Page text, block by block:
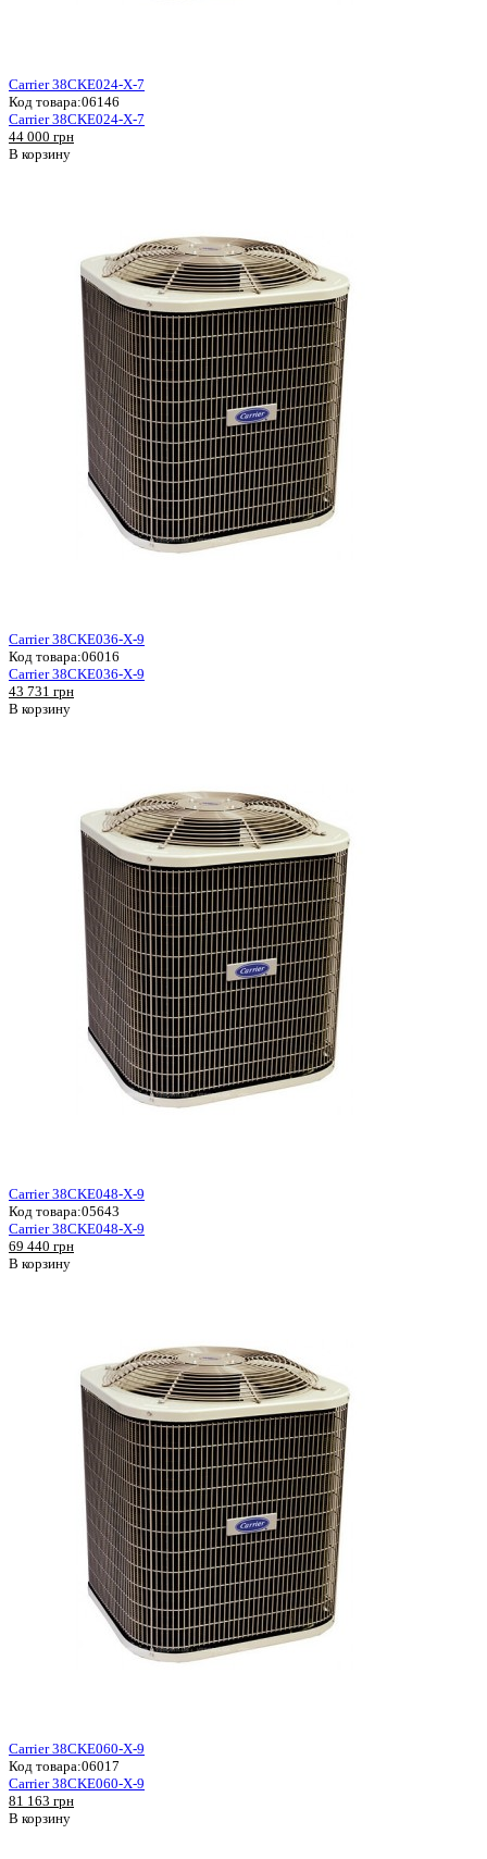
Carrier 38CKE024-X-7
Код товара:06146
Carrier 38CKE024-X-7
44 000 грн
В корзину
Carrier 38CKE036-X-9
Код товара:06016
Carrier 38CKE036-X-9
43 731 грн
В корзину
Carrier 38CKE048-X-9
Код товара:05643
Carrier 38CKE048-X-9
69 440 грн
В корзину
Carrier 38CKE060-X-9
Код товара:06017
Carrier 38CKE060-X-9
81 163 грн
В корзину